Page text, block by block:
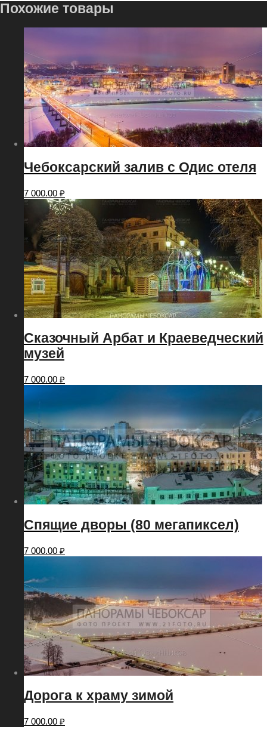
Похожие товары
Чебоксарский залив с Одис отеля
7 000.00 ₽
Сказочный Арбат и Краеведческий
музей
7 000.00 ₽
Спящие дворы (80 мегапиксел)
7 000.00 ₽
Дорога к храму зимой
7 000.00 ₽